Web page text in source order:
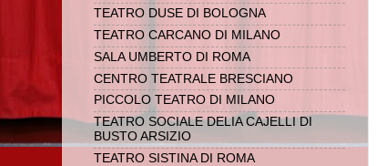
TEATRO DUSE DI BOLOGNA
TEATRO CARCANO DI MILANO
SALA UMBERTO DI ROMA
CENTRO TEATRALE BRESCIANO
PICCOLO TEATRO DI MILANO
TEATRO SOCIALE DELIA CAJELLI DI
BUSTO ARSIZIO
TEATRO SISTINA DI ROMA